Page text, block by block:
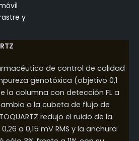
y
de control de calidad
genotóxica (objetivo 0,1
la columna con detección FL a
a la cubeta de flujo de
redujo el ruido de la
a 0,15 mV RMS y la anchura